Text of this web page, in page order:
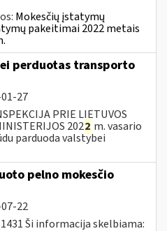
Mokesčių įstatymų
pakeitimai 2022 metais
perduotas transporto
27
PRIE LIETUVOS
2022 m. vasario
parduoda valstybei
pelno mokesčio
22
Ši informacija skelbiama: